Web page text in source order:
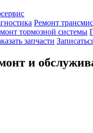
Ремонт
тормозной системы
запчасти
и